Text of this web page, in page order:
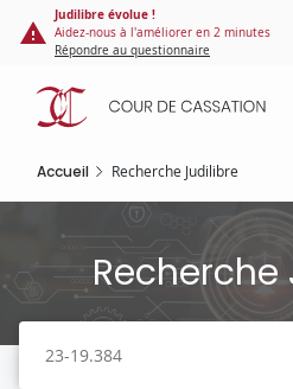
Panneau de gestion des cookies
contenu
principal
Judilibre évolue !
Aidez-nous à l'améliorer en 2 minutes
Répondre au questionnaire
Accueil Recherche Judilibre